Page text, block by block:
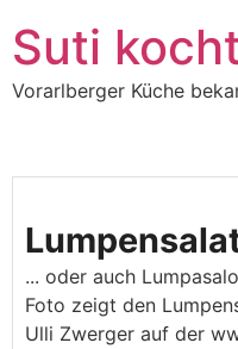
Suti
Vorarlberger Küche
... oder auch
Foto zeigt den
Ulli Zwerger auf der